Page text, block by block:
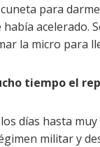
para
acelerado.
la micro para
tiempo el
días hasta
militar y